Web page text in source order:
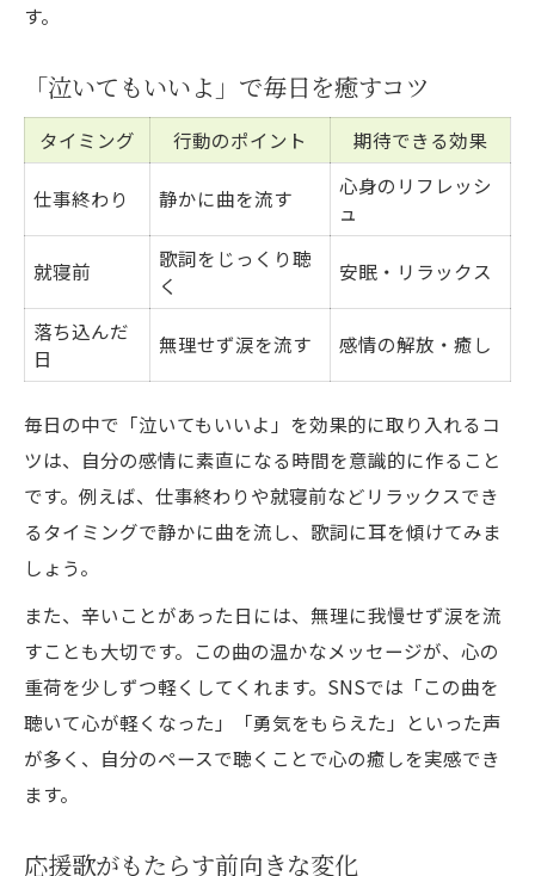
す。
「泣いてもいいよ」で毎日を癒すコツ
タイミング 行動のポイント 期待できる効果
仕事終わり 静かに曲を流す
心身のリフレッシ
ュ
就寝前
歌詞をじっくり聴
く
安眠・リラックス
落ち込んだ
日
無理せず涙を流す 感情の解放・癒し
毎日の中で「泣いてもいいよ」を効果的に取り入れるコ
ツは、自分の感情に素直になる時間を意識的に作ること
です。例えば、仕事終わりや就寝前などリラックスでき
るタイミングで静かに曲を流し、歌詞に耳を傾けてみま
しょう。
また、辛いことがあった日には、無理に我慢せず涙を流
すことも大切です。この曲の温かなメッセージが、心の
重荷を少しずつ軽くしてくれます。SNSでは「この曲を
聴いて心が軽くなった」「勇気をもらえた」といった声
が多く、自分のペースで聴くことで心の癒しを実感でき
ます。
応援歌がもたらす前向きな変化